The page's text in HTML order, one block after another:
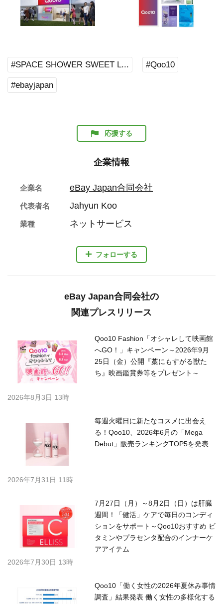
#SPACE SHOWER SWEET L... #Qoo10
#ebayjapan
応援する
企業情報
フォローする
企業名 eBay Japan合同会社
代表者名 Jahyun Koo
業種 ネットサービス
eBay Japan合同会社の
関連プレスリリース
Qoo10 Fashion「オシャレして映画館
へGO！」キャンペーン～2026年9月
25日（金）公開『藁にもすがる獣た
ち』映画鑑賞券等をプレゼント～
2026年8月3日 13時
毎週火曜日に新たなコスメに出会え
る！Qoo10、2026年6月の「Mega
Debut」販売ランキングTOP5を発表
2026年7月31日 11時
7月27日（月）～8月2日（日）は肝臓
週間！「健活」ケアで毎日のコンディ
ションをサポート～Qoo10おすすめ ビ
タミンやプラセンタ配合のインナーケ
アアイテム
2026年7月30日 13時
Qoo10「働く女性の2026年夏休み事情
調査」結果発表 働く女性の多様化する